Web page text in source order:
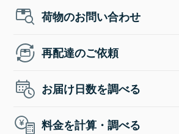
荷物のお問い合わせ
再配達のご依頼
お届け日数を調べる
料金を計算・調べる